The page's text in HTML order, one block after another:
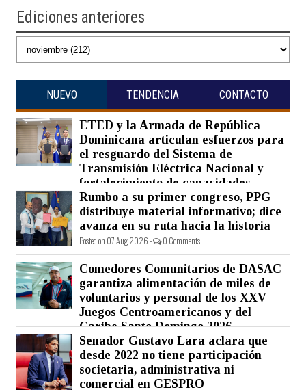
Ediciones anteriores
NUEVO TENDENCIA CONTACTO
ETED y la Armada de República
Dominicana articulan esfuerzos para
el resguardo del Sistema de
Transmisión Eléctrica Nacional y
fortalecimiento de capacidades.
Posted on 07 Aug 2026 - 0 Comments
Rumbo a su primer congreso, PPG
distribuye material informativo; dice
avanza en su ruta hacia la historia
Posted on 07 Aug 2026 - 0 Comments
Comedores Comunitarios de DASAC
garantiza alimentación de miles de
voluntarios y personal de los XXV
Juegos Centroamericanos y del
Caribe Santo Domingo 2026
Posted on 07 Aug 2026 - 0 Comments
Senador Gustavo Lara aclara que
desde 2022 no tiene participación
societaria, administrativa ni
comercial en GESPRO